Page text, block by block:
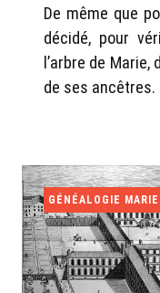
De même que
décidé, pour
l’arbre de
de ses ancêtres.
GÉNÉALOGIE MARIE